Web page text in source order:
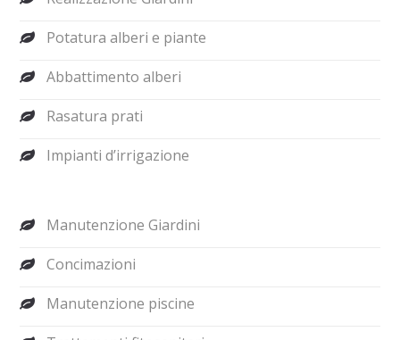
Potatura alberi e piante
Abbattimento alberi
Rasatura prati
Impianti d’irrigazione
Manutenzione Giardini
Concimazioni
Manutenzione piscine